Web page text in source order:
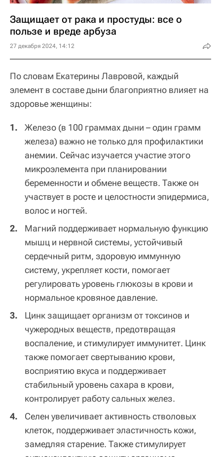
Защищает от рака и простуды: все о
пользе и вреде арбуза
27 декабря 2024, 14:12
По словам Екатерины Лавровой, каждый
элемент в составе дыни благоприятно влияет на
здоровье женщины:
Железо (в 100 граммах дыни – один грамм
железа) важно не только для профилактики
анемии. Сейчас изучается участие этого
микроэлемента при планировании
беременности и обмене веществ. Также он
участвует в росте и целостности эпидермиса,
волос и ногтей.
Магний поддерживает нормальную функцию
мышц и нервной системы, устойчивый
сердечный ритм, здоровую иммунную
систему, укрепляет кости, помогает
регулировать уровень глюкозы в крови и
нормальное кровяное давление.
Цинк защищает организм от токсинов и
чужеродных веществ, предотвращая
воспаление, и стимулирует иммунитет. Цинк
также помогает свертыванию крови,
восприятию вкуса и поддерживает
стабильный уровень сахара в крови,
контролирует работу сальных желез.
Селен увеличивает активность стволовых
клеток, поддерживает эластичность кожи,
замедляя старение. Также стимулирует